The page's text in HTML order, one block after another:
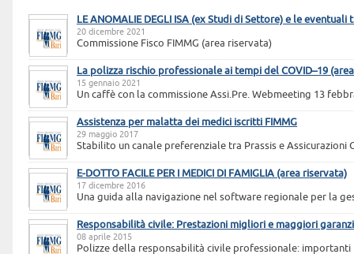
LE ANOMALIE DEGLI ISA (ex Studi di Settore) e le
20 dicembre 2021
Commissione Fisco FIMMG (area riservata)
La polizza rischio professionale ai tempi del COVID–19
15 gennaio 2021
Un caffè con la commissione Assi.Pre. Webmeeting 13
Assistenza per malatta dei medici iscritti FIMMG
29 maggio 2017
Stabilito un canale preferenziale tra Prassis e Assicurazioni
E-DOTTO FACILE PER I MEDICI DI FAMIGLIA (area riservata)
17 dicembre 2016
Una guida alla navigazione nel software regionale per la
Responsabilità civile: Prestazioni migliori e maggiori
08 aprile 2015
Polizze della responsabilità civile professionale: